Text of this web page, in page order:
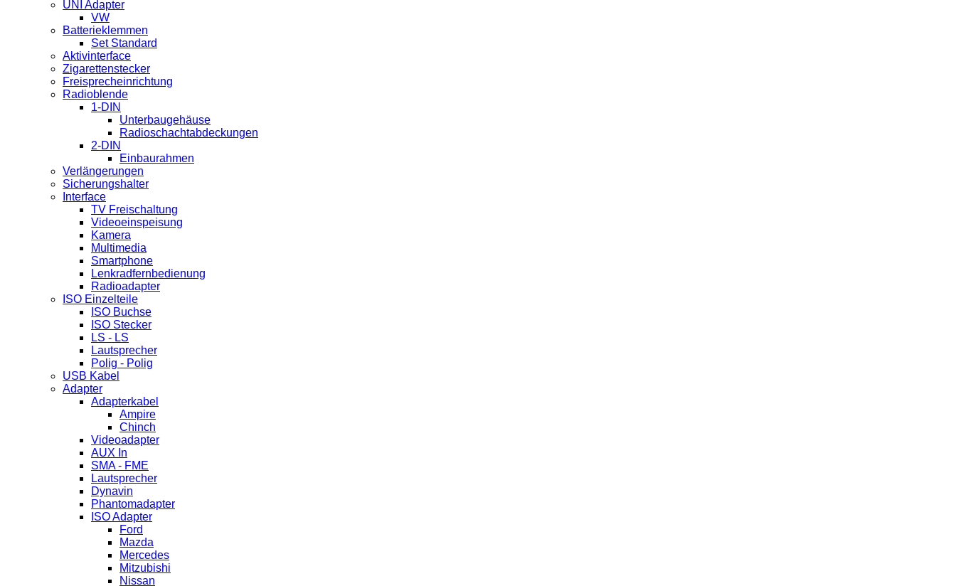
UNI Adapter
VW
Batterieklemmen
Set Standard
Aktivinterface
Zigarettenstecker
Freisprecheinrichtung
Radioblende
1-DIN
Unterbaugehäuse
Radioschachtabdeckungen
2-DIN
Einbaurahmen
Verlängerungen
Sicherungshalter
Interface
TV Freischaltung
Videoeinspeisung
Kamera
Multimedia
Smartphone
Lenkradfernbedienung
Radioadapter
ISO Einzelteile
ISO Buchse
ISO Stecker
LS - LS
Lautsprecher
Polig - Polig
USB Kabel
Adapter
Adapterkabel
Ampire
Chinch
Videoadapter
AUX In
SMA - FME
Lautsprecher
Dynavin
Phantomadapter
ISO Adapter
Ford
Mazda
Mercedes
Mitzubishi
Nissan